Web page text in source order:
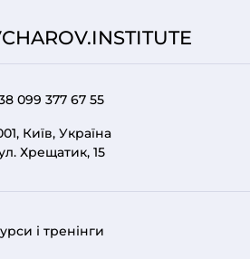
099 377 67 55
Київ, Україна
Хрещатик, 15
і тренінги